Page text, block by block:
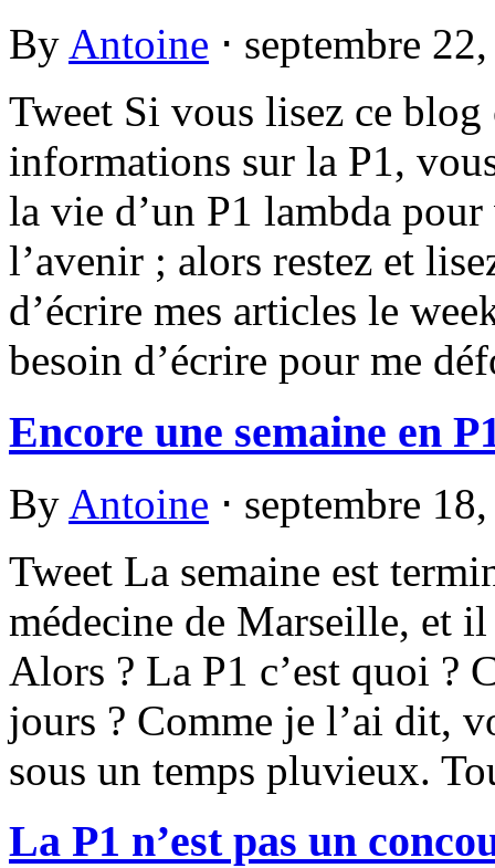
By Antoine ⋅ septembre
Tweet Si vous lisez ce blog
informations sur la P1,
la vie d’un P1 lambda
l’avenir ; alors restez et
d’écrire mes articles le
besoin d’écrire pour me
Encore une semaine en
By Antoine ⋅ septembre
Tweet La semaine est
médecine de Marseille, et
Alors ? La P1 c’est quoi ?
jours ? Comme je l’ai dit,
sous un temps pluvieux.
La P1 n’est pas un